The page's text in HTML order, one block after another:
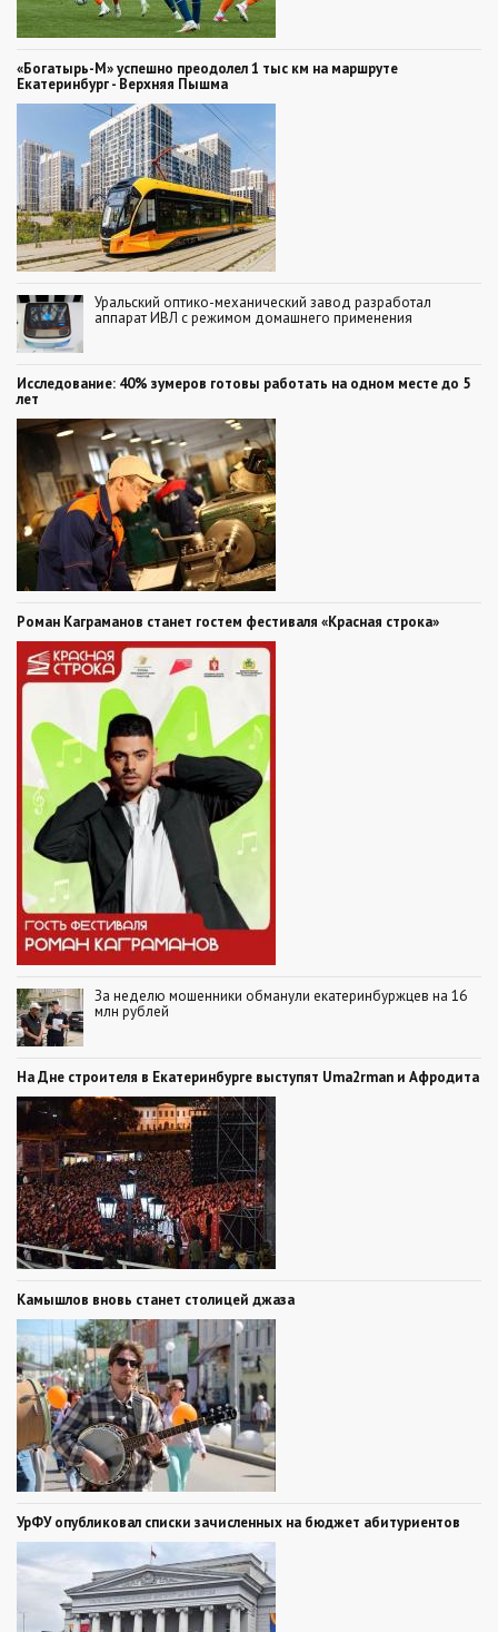
«Богатырь-М» успешно преодолел 1 тыс км на маршруте
Екатеринбург - Верхняя Пышма
Уральский оптико-механический завод разработал
аппарат ИВЛ с режимом домашнего применения
Исследование: 40% зумеров готовы работать на одном месте до 5
лет
Роман Каграманов станет гостем фестиваля «Красная строка»
За неделю мошенники обманули екатеринбуржцев на 16
млн рублей
На Дне строителя в Екатеринбурге выступят Uma2rman и Афродита
Камышлов вновь станет столицей джаза
УрФУ опубликовал списки зачисленных на бюджет абитуриентов